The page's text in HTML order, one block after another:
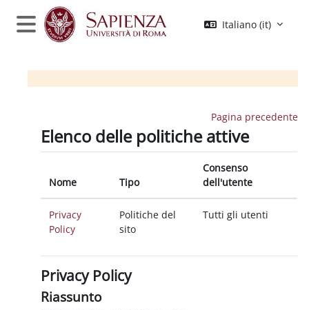
Vai al contenuto principale
Pannello laterale
Italiano ‎(it)‎
Pagina precedente
Elenco delle politiche attive
Nome Tipo
Consenso
dell'utente
Privacy
Policy
Politiche del
sito
Tutti gli utenti
Privacy Policy
Riassunto